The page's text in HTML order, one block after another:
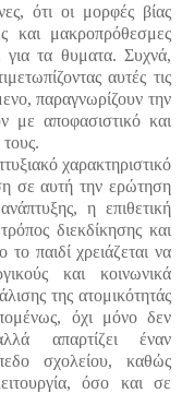
ότι οι μορφές βίας
και μακροπρόθεσμες
για τα θυματα. Συχνά,
αυτές τις
παραγνωρίζουν την
με αποφασιστικό και
χαρακτηριστικό
σε αυτή την ερώτηση
η επιθετική
διεκδίκησης και
παιδί χρειάζεται να
και κοινωνικά
της ατομικότητάς
όχι μόνο δεν
απαρτίζει έναν
σχολείου, καθώς
όσο και σε